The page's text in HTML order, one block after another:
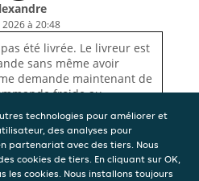
2026 à 20:48
été livrée. Le livreur est
sans même avoir
demande maintenant de
froide au
technologies pour améliorer et
des analyses pour
partenariat avec des tiers. Nous
cookies de tiers. En cliquant sur OK,
les cookies. Nous installons toujours